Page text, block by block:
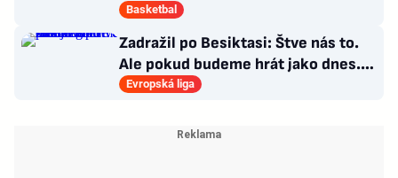
kulturní válku
Basketbal
Zadražil po Besiktasi: Štve nás to.
Ale pokud budeme hrát jako dnes...
Co se stalo u gólu?
Evropská liga